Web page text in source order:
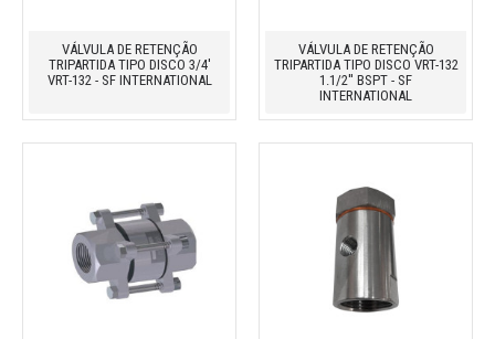
VÁLVULA DE RETENÇÃO
TRIPARTIDA TIPO DISCO 3/4'
VRT-132 - SF INTERNATIONAL
VÁLVULA DE RETENÇÃO
TRIPARTIDA TIPO DISCO VRT-132
1.1/2'' BSPT - SF
INTERNATIONAL